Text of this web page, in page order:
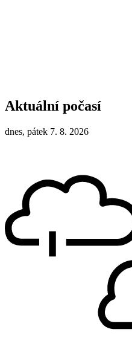
Aktuální počasí
dnes, pátek 7. 8. 2026